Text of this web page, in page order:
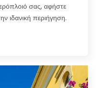
σας, αφήστε
ιδανική περιήγηση.